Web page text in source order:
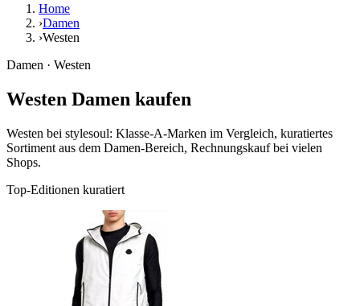
Home
›Damen
›Westen
Damen · Westen
Westen Damen kaufen
Westen bei stylesoul: Klasse-A-Marken im Vergleich, kuratiertes
Sortiment aus dem Damen-Bereich, Rechnungskauf bei vielen
Shops.
Top-Editionen kuratiert